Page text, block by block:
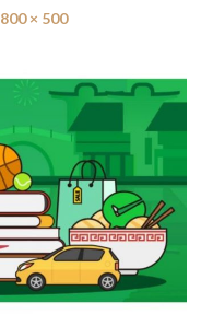
Full
800 × 500